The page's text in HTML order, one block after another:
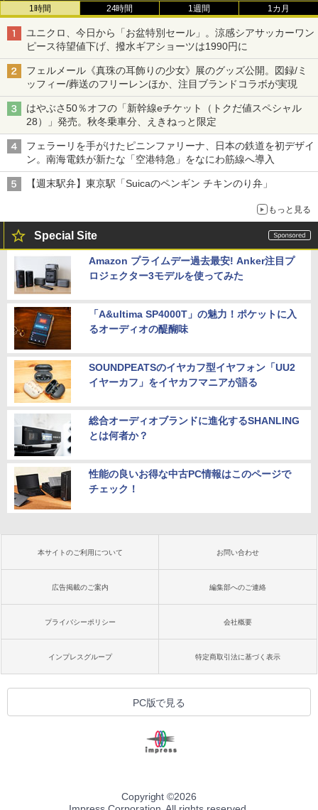
1時間 24時間 1週間 1カ月
ユニクロ、今日から「お盆特別セール」。涼感シアサッカーワン
ピース待望値下げ、撥水ギアショーツは1990円に
フェルメール《真珠の耳飾りの少女》展のグッズ公開。図録/ミ
ッフィー/葬送のフリーレンほか、注目ブランドコラボが実現
はやぶさ50％オフの「新幹線eチケット（トクだ値スペシャル
28）」発売。秋冬乗車分、えきねっと限定
フェラーリを手がけたピニンファリーナ、日本の鉄道を初デザイ
ン。南海電鉄が新たな「空港特急」をなにわ筋線へ導入
【週末駅弁】東京駅「Suicaのペンギン チキンのり弁」
もっと見る
Special Site
Amazon プライムデー過去最安! Anker注目プ
ロジェクター3モデルを使ってみた
「A&ultima SP4000T」の魅力！ポケットに入
るオーディオの醍醐味
SOUNDPEATSのイヤカフ型イヤフォン「UU2
イヤーカフ」をイヤカフマニアが語る
総合オーディオブランドに進化するSHANLING
とは何者か？
性能の良いお得な中古PC情報はこのページで
チェック！
本サイトのご利用について お問い合わせ
広告掲載のご案内 編集部へのご連絡
プライバシーポリシー 会社概要
インプレスグループ 特定商取引法に基づく表示
PC版で見る
Copyright ©2026